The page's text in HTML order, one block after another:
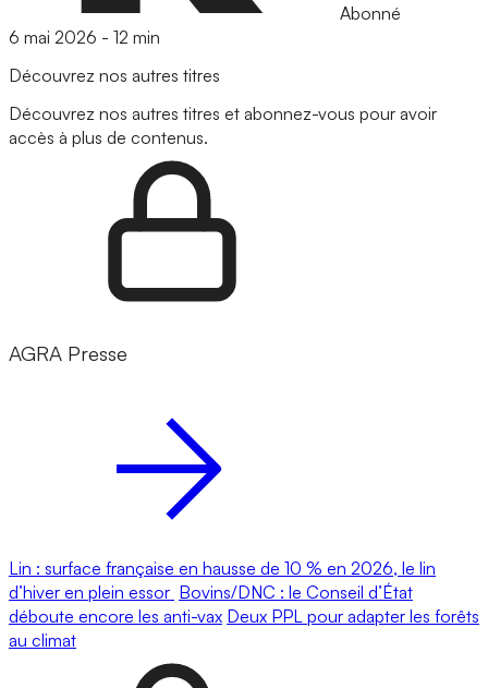
Abonné
6 mai 2026 - 12 min
Découvrez nos autres titres
Découvrez nos autres titres et abonnez-vous pour avoir
accès à plus de contenus.
AGRA Presse
Lin : surface française en hausse de 10 % en 2026, le lin
d’hiver en plein essor Bovins/DNC : le Conseil d’État
déboute encore les anti-vax Deux PPL pour adapter les forêts
au climat